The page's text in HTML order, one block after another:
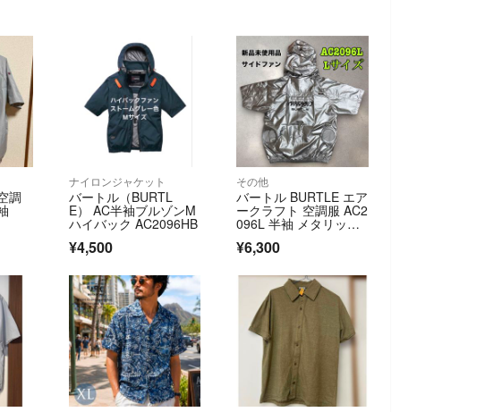
調
ナイロンジャケット
バートル（BURTL
E） AC半袖ブルゾンM
ハイバック AC2096HB
¥4,500
その他
バートル BURTLE エア
ークラフト 空調服 AC2
096L 半袖 メタリック
シルバー Lサイズ
¥6,300